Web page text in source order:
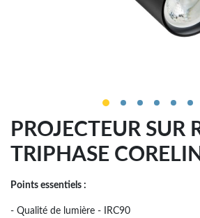
PROJECTEUR SUR
TRIPHASE
Points essentiels :
- Qualité de lumière - IRC90